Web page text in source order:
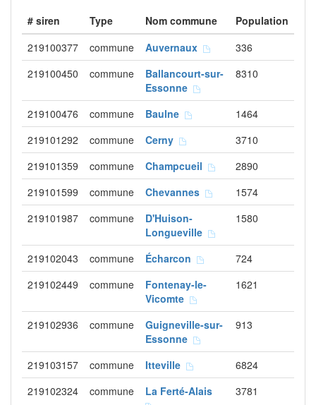
# siren Type Nom commune
Population
219100377
commune Auvernaux
336
219100450
commune
Ballancourt-sur-
Essonne
8310
219100476 commune Baulne
1464
219101292
commune Cerny
3710
219101359
commune Champcueil
2890
219101599
commune Chevannes
1574
219101987
commune
D'Huison-
Longueville
1580
219102043 commune Écharcon
724
219102449
commune
Fontenay-le-
Vicomte
1621
219102936 commune
Guigneville-sur-
Essonne
913
219103157 commune Itteville
6824
219102324
commune La Ferté-Alais 3781